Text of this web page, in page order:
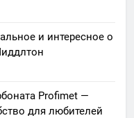
и интересное о
Profimet —
для любителей